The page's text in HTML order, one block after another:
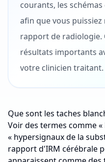
courants, les
afin que vous
rapport de radiologie.
résultats importants
votre clinicien traitant.
Que sont les taches
Voir des termes comme «
« hypersignaux de la
rapport d'IRM cérébrale